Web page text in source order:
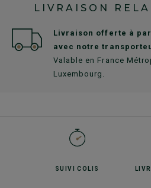
LIVRAISON
Livraison offerte à
avec notre
Valable en France
Luxembourg.
SUIVICOLIS